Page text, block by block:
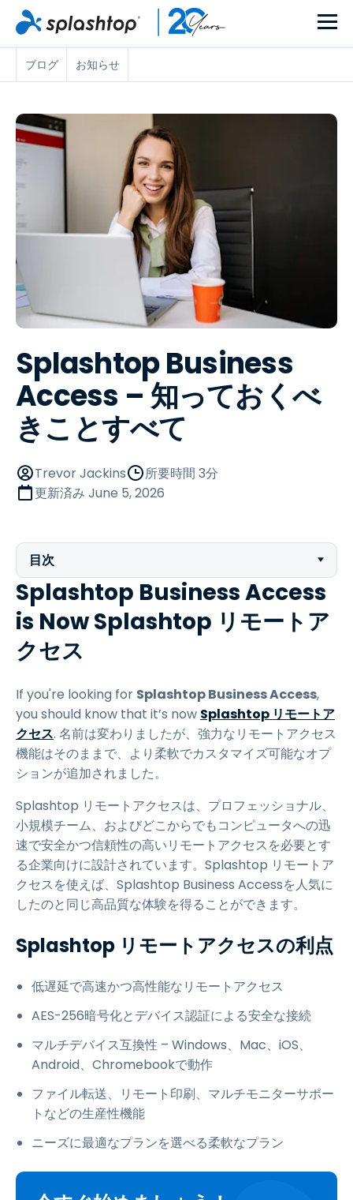
ブログ お知らせ
Splashtop Business
Access – 知っておくべ
きことすべて
Trevor Jackins
所要時間 3分
更新済み June 5, 2026
目次
Splashtop Business Access
is Now Splashtop リモートア
クセス
If you're looking for Splashtop Business Access,
you should know that it’s now Splashtop リモートア
クセス. 名前は変わりましたが、強力なリモートアクセス
機能はそのままで、より柔軟でカスタマイズ可能なオプ
ションが追加されました。
Splashtop リモートアクセスは、プロフェッショナル、
小規模チーム、およびどこからでもコンピュータへの迅
速で安全かつ信頼性の高いリモートアクセスを必要とす
る企業向けに設計されています。Splashtop リモートア
クセスを使えば、Splashtop Business Accessを人気に
したのと同じ高品質な体験を得ることができます。
Splashtop リモートアクセスの利点
低遅延で高速かつ高性能なリモートアクセス
AES-256暗号化とデバイス認証による安全な接続
マルチデバイス互換性 – Windows、Mac、iOS、
Android、Chromebookで動作
ファイル転送、リモート印刷、マルチモニターサポー
トなどの生産性機能
ニーズに最適なプランを選べる柔軟なプラン